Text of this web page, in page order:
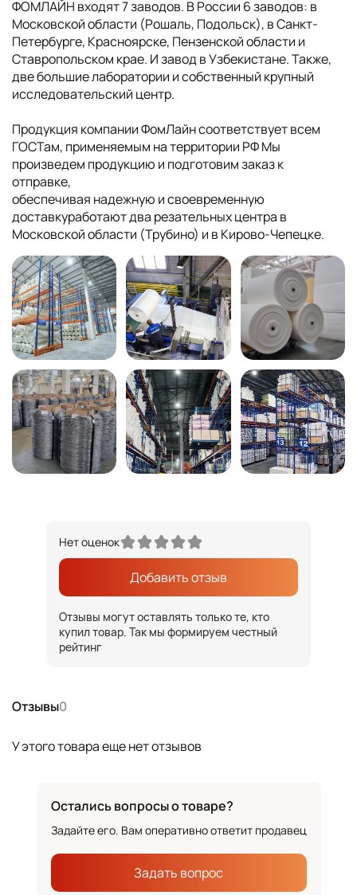
ФОМЛАЙН входят 7 заводов. В России 6 заводов: в
Московской области (Рошаль, Подольск), в Санкт-
Петербурге, Красноярске, Пензенской области и
Ставропольском крае. И завод в Узбекистане. Также,
две большие лаборатории и собственный крупный
исследовательский центр.
Продукция компании ФомЛайн соответствует всем
ГОСТам, применяемым на территории РФ Мы
произведем продукцию и подготовим заказ к
отправке,
обеспечивая надежную и своевременную
доставкуработают два резательных центра в
Московской области (Трубино) и в Кирово-Чепецке.
Отзывы0
У этого товара еще нет отзывов
Нет оценок
Добавить отзыв
Отзывы могут оставлять только те, кто
купил товар. Так мы формируем честный
рейтинг
Остались вопросы о товаре?
Задайте его. Вам оперативно ответит продавец
Задать вопрос